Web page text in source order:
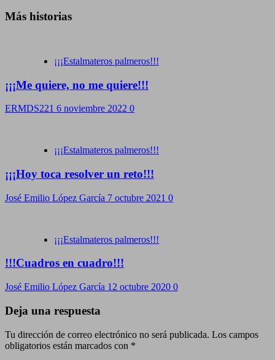
Más historias
¡¡¡Estalmateros palmeros!!!
¡¡¡Me quiere, no me quiere!!!
ERMDS221 6 noviembre 2022 0
¡¡¡Estalmateros palmeros!!!
¡¡¡Hoy toca resolver un reto!!!
José Emilio López García 7 octubre 2021 0
¡¡¡Estalmateros palmeros!!!
!!!Cuadros en cuadro!!!
José Emilio López García 12 octubre 2020 0
Deja una respuesta
Tu dirección de correo electrónico no será publicada. Los campos
obligatorios están marcados con *